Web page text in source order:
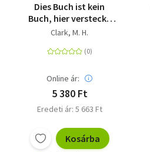
Dies Buch ist kein
Buch, hier versteckt
sich ein Kuss -
Geschenkbuch für
Herzensmenschen |
Das perfekte Geschenk
für eure Liebe
Clark, M. H.
Online ár:
5 380 Ft
Eredeti ár: 5 663 Ft
Kosárba